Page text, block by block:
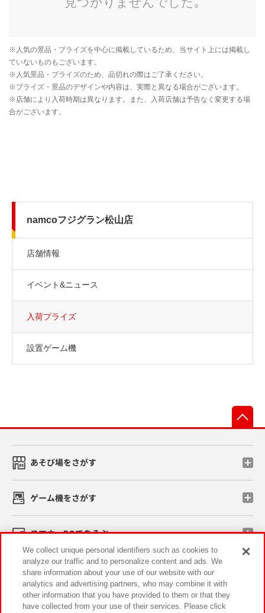
namcoフジグラン松山店
店舗情報
イベント&ニュース
入荷プライズ
設置ゲーム機
あそび場をさがす
ゲーム機をさがす
スマホ・PCであそぶ
イベント・キャンペーン
We collect unique personal identifiers such as cookies to
analyze our traffic and to personalize content and ads. We
share information about your use of our website with our
analytics and advertising partners, who may combine it with
other information that you have provided to them or that they
have collected from your use of their services. Please click